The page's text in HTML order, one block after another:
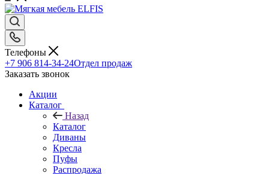
Телефоны
+7 906 814-34-24Отдел продаж
Заказать звонок
Акции
Каталог
Назад
Каталог
Диваны
Кресла
Пуфы
Распродажа